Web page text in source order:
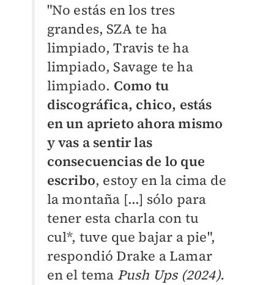
"No estás en los tres
grandes, SZA te ha
limpiado, Travis te ha
limpiado, Savage te ha
limpiado. Como tu
discográfica, chico, estás
en un aprieto ahora mismo
y vas a sentir las
consecuencias de lo que
escribo, estoy en la cima de
la montaña [...] sólo para
tener esta charla con tu
cul*, tuve que bajar a pie",
respondió Drake a Lamar
en el tema Push Ups (2024).